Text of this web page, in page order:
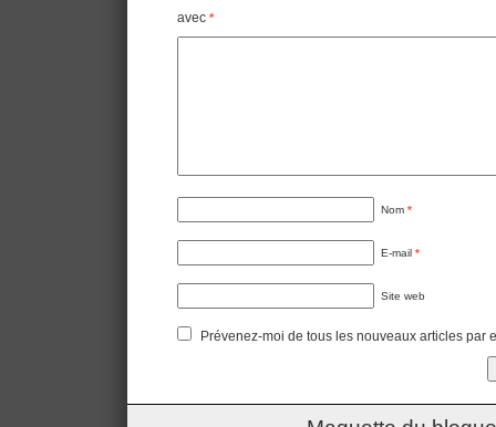
avec *
Nom *
E-mail *
Site web
Prévenez-moi de tous les nouveaux articles par